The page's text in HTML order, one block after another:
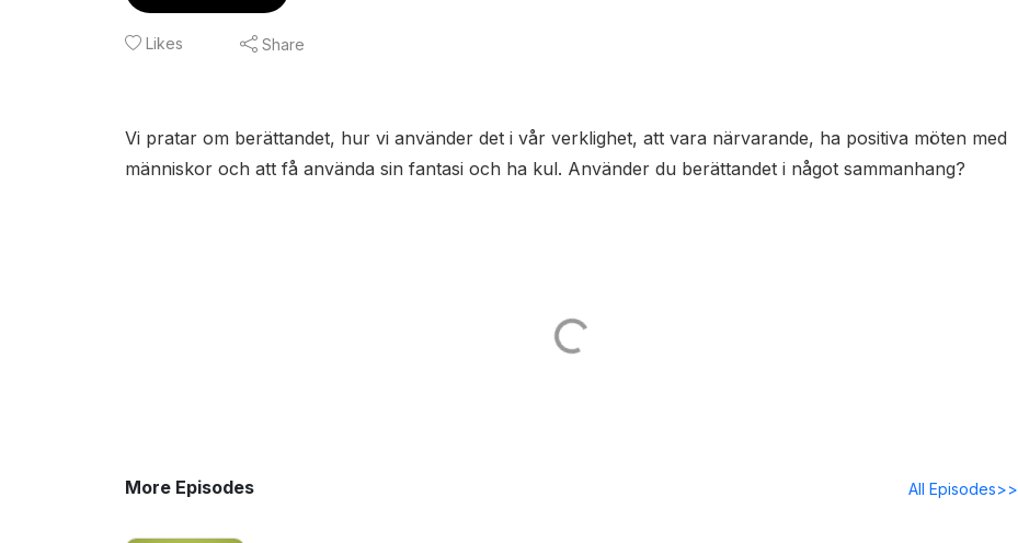
Likes Share
Vi pratar om berättandet, hur vi använder det i vår verklighet, att vara närvarande, ha positiva möten med
människor och att få använda sin fantasi och ha kul. Använder du berättandet i något sammanhang?
More Episodes All Episodes>>